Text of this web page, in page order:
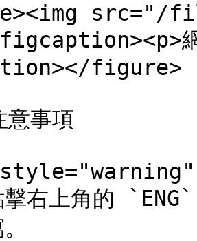
網
figure>
事項
擊右上角的